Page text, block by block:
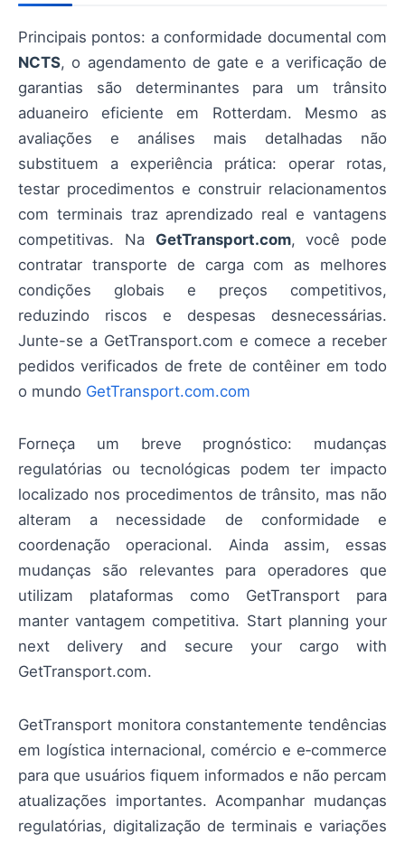
Principais pontos: a conformidade documental com
NCTS, o agendamento de gate e a verificação de
garantias são determinantes para um trânsito
aduaneiro eficiente em Rotterdam. Mesmo as
avaliações e análises mais detalhadas não
substituem a experiência prática: operar rotas,
testar procedimentos e construir relacionamentos
com terminais traz aprendizado real e vantagens
competitivas. Na GetTransport.com, você pode
contratar transporte de carga com as melhores
condições globais e preços competitivos,
reduzindo riscos e despesas desnecessárias.
Junte-se a GetTransport.com e comece a receber
pedidos verificados de frete de contêiner em todo
o mundo GetTransport.com.com
Forneça um breve prognóstico: mudanças
regulatórias ou tecnológicas podem ter impacto
localizado nos procedimentos de trânsito, mas não
alteram a necessidade de conformidade e
coordenação operacional. Ainda assim, essas
mudanças são relevantes para operadores que
utilizam plataformas como GetTransport para
manter vantagem competitiva. Start planning your
next delivery and secure your cargo with
GetTransport.com.
GetTransport monitora constantemente tendências
em logística internacional, comércio e e‑commerce
para que usuários fiquem informados e não percam
atualizações importantes. Acompanhar mudanças
regulatórias, digitalização de terminais e variações